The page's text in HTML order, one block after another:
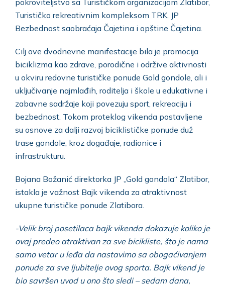
Turističko rekreativnim kompleksom TRK, JP
Bezbednost saobraćaja Čajetina i opštine Čajetina.
Cilj ove dvodnevne manifestacije bila je promocija
biciklizma kao zdrave, porodične i održive aktivnosti
u okviru redovne turističke ponude Gold gondole, ali i
uključivanje najmlađih, roditelja i škole u edukativne i
zabavne sadržaje koji povezuju sport, rekreaciju i
bezbednost. Tokom proteklog vikenda postavljene
su osnove za dalji razvoj biciklističke ponude duž
trase gondole, kroz događaje, radionice i
infrastrukturu.
Bojana Božanić direktorka JP „Gold gondola“ Zlatibor,
istakla je važnost Bajk vikenda za atraktivnost
ukupne turističke ponude Zlatibora.
-Velik broj posetilaca bajk vikenda dokazuje koliko je
ovaj predeo atraktivan za sve bicikliste, što je nama
samo vetar u leđa da nastavimo sa obogaćivanjem
ponude za sve ljubitelje ovog sporta. Bajk vikend je
bio savršen uvod u ono što sledi – sedam dana,